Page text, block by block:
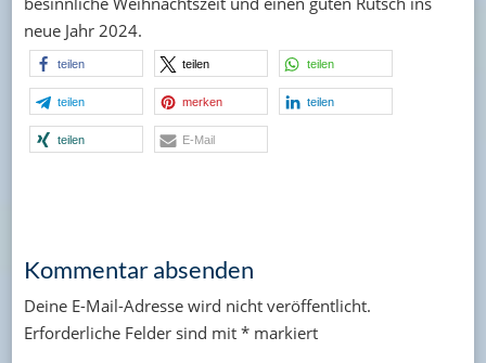
neue Jahr 2024.
teilen teilen teilen
teilen merken teilen
teilen E-Mail
Kommentar absenden
Deine E-Mail-Adresse wird nicht veröffentlicht.
Erforderliche Felder sind mit *markiert